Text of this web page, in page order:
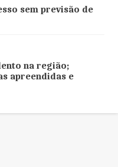
sem previsão de
na região;
apreendidas e